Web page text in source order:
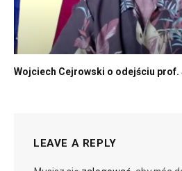
Wojciech Cejrowski o odejściu
LEAVE A REPLY